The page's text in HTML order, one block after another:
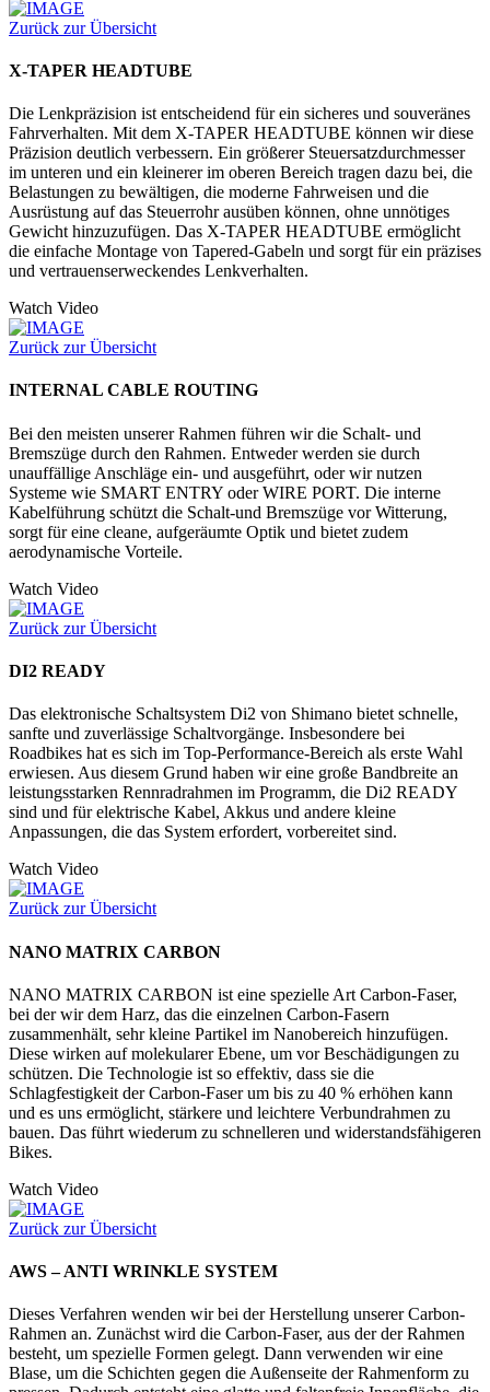
Zurück zur Übersicht
X-TAPER HEADTUBE
Die Lenkpräzision ist entscheidend für ein sicheres und souveränes
Fahrverhalten. Mit dem X-TAPER HEADTUBE können wir diese
Präzision deutlich verbessern. Ein größerer Steuersatzdurchmesser
im unteren und ein kleinerer im oberen Bereich tragen dazu bei, die
Belastungen zu bewältigen, die moderne Fahrweisen und die
Ausrüstung auf das Steuerrohr ausüben können, ohne unnötiges
Gewicht hinzuzufügen. Das X-TAPER HEADTUBE ermöglicht
die einfache Montage von Tapered-Gabeln und sorgt für ein präzises
und vertrauenserweckendes Lenkverhalten.
Watch Video
Zurück zur Übersicht
INTERNAL CABLE ROUTING
Bei den meisten unserer Rahmen führen wir die Schalt- und
Bremszüge durch den Rahmen. Entweder werden sie durch
unauffällige Anschläge ein- und ausgeführt, oder wir nutzen
Systeme wie SMART ENTRY oder WIRE PORT. Die interne
Kabelführung schützt die Schalt-und Bremszüge vor Witterung,
sorgt für eine cleane, aufgeräumte Optik und bietet zudem
aerodynamische Vorteile.
Watch Video
Zurück zur Übersicht
DI2 READY
Das elektronische Schaltsystem Di2 von Shimano bietet schnelle,
sanfte und zuverlässige Schaltvorgänge. Insbesondere bei
Roadbikes hat es sich im Top-Performance-Bereich als erste Wahl
erwiesen. Aus diesem Grund haben wir eine große Bandbreite an
leistungsstarken Rennradrahmen im Programm, die Di2 READY
sind und für elektrische Kabel, Akkus und andere kleine
Anpassungen, die das System erfordert, vorbereitet sind.
Watch Video
Zurück zur Übersicht
NANO MATRIX CARBON
NANO MATRIX CARBON ist eine spezielle Art Carbon-Faser,
bei der wir dem Harz, das die einzelnen Carbon-Fasern
zusammenhält, sehr kleine Partikel im Nanobereich hinzufügen.
Diese wirken auf molekularer Ebene, um vor Beschädigungen zu
schützen. Die Technologie ist so effektiv, dass sie die
Schlagfestigkeit der Carbon-Faser um bis zu 40 % erhöhen kann
und es uns ermöglicht, stärkere und leichtere Verbundrahmen zu
bauen. Das führt wiederum zu schnelleren und widerstandsfähigeren
Bikes.
Watch Video
Zurück zur Übersicht
AWS – ANTI WRINKLE SYSTEM
Dieses Verfahren wenden wir bei der Herstellung unserer Carbon-
Rahmen an. Zunächst wird die Carbon-Faser, aus der der Rahmen
besteht, um spezielle Formen gelegt. Dann verwenden wir eine
Blase, um die Schichten gegen die Außenseite der Rahmenform zu